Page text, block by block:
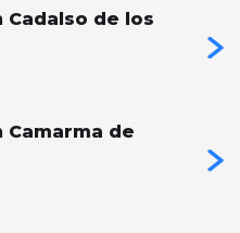
Cadalso de los
Camarma de